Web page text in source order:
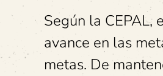
Según la CEPAL,
avance en las
metas. De